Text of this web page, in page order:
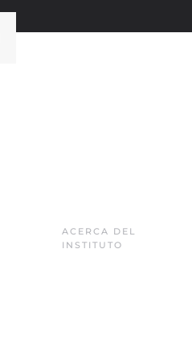
ACERCA DEL
INSTITUTO